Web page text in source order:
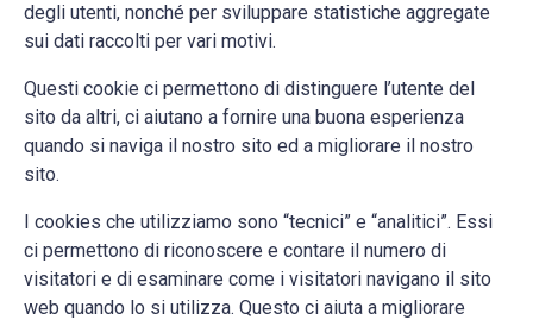
degli utenti, nonché per sviluppare statistiche aggregate
sui dati raccolti per vari motivi.
Questi cookie ci permettono di distinguere l’utente del
sito da altri, ci aiutano a fornire una buona esperienza
quando si naviga il nostro sito ed a migliorare il nostro
sito.
I cookies che utilizziamo sono “tecnici” e “analitici”. Essi
ci permettono di riconoscere e contare il numero di
visitatori e di esaminare come i visitatori navigano il sito
web quando lo si utilizza. Questo ci aiuta a migliorare